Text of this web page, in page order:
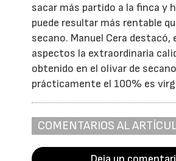
sacar más partido a la finca y
puede resultar más rentable
secano. Manuel Cera
aspectos la extraordinaria
obtenido en el olivar de
prácticamente el 100% es
COMENTARIOS AL